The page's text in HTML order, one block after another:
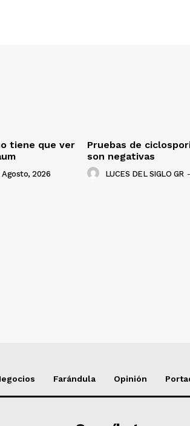
tiene que ver
Agosto, 2026
Pruebas de
son negativas
LUCES DEL SIGLO GR -
Farándula Opinión